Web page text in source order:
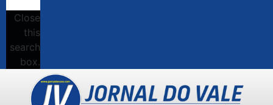
Close
this
search
box.